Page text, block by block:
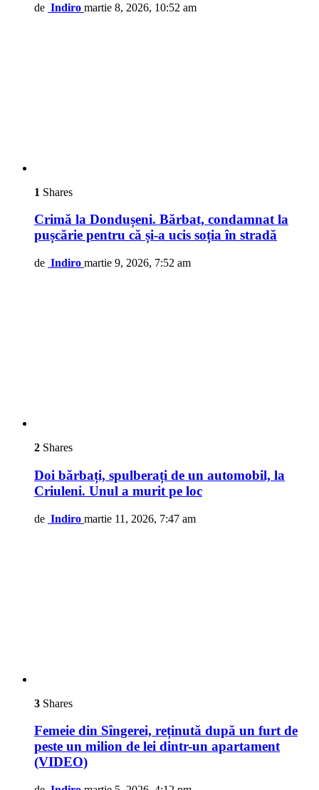
de Indiro martie 8, 2026, 10:52 am
1 Shares
Crimă la Dondușeni. Bărbat, condamnat la
pușcărie pentru că și-a ucis soția în stradă
de Indiro martie 9, 2026, 7:52 am
2 Shares
Doi bărbați, spulberați de un automobil, la
Criuleni. Unul a murit pe loc
de Indiro martie 11, 2026, 7:47 am
3 Shares
Femeie din Sîngerei, reținută după un furt de
peste un milion de lei dintr-un apartament
(VIDEO)